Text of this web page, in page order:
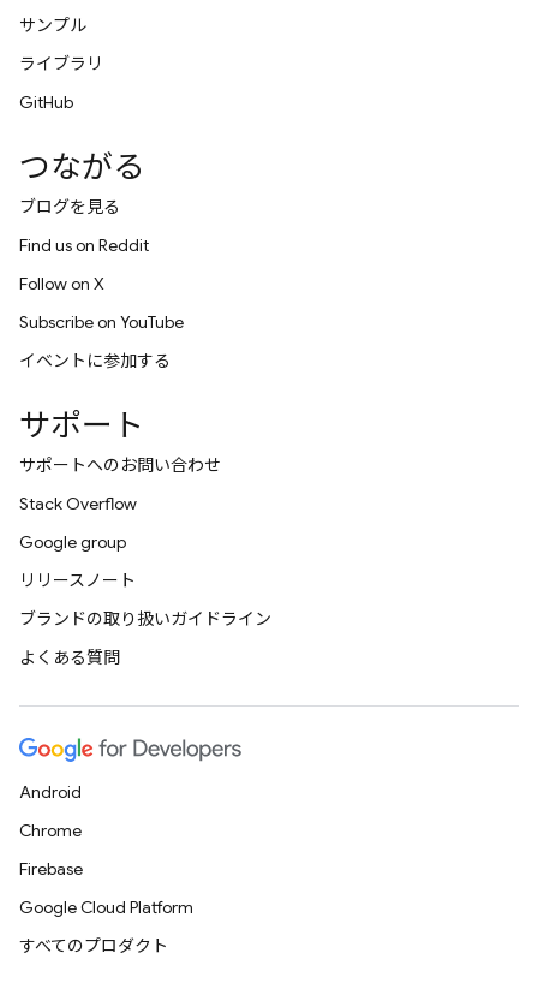
サンプル
ライブラリ
GitHub
つながる
ブログを見る
Find us on Reddit
Follow on X
Subscribe on YouTube
イベントに参加する
サポート
サポートへのお問い合わせ
Stack Overflow
Google group
リリースノート
ブランドの取り扱いガイドライン
よくある質問
Android
Chrome
Firebase
Google Cloud Platform
すべてのプロダクト